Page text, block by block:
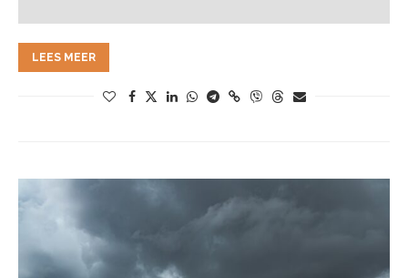
LEES MEER